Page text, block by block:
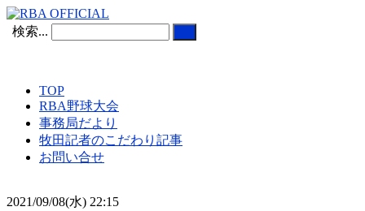
検索...
TOP
RBA野球大会
事務局だより
牧田記者のこだわり記事
お問い合せ
2021/09/08(水) 22:15